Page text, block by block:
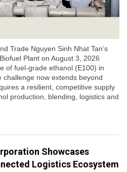
Trade Nguyen Sinh Nhat Tan’s
Plant on August 3, 2026
of fuel-grade ethanol (E100) in
challenge now extends beyond
a resilient, competitive supply
production, blending, logistics and
Showcases
Logistics Ecosystem